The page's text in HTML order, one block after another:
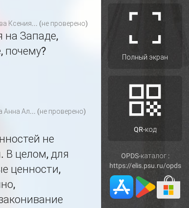
Ксения... (не проверено)
на Западе,
почему?
Анна Ал... (не проверено)
не
В целом, для
ценности,
Полный экран
QR-код
OPDS-каталог :
https://elis.psu.ru/opds